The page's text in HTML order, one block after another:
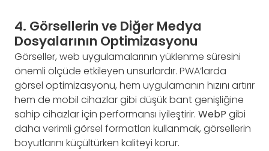
4. Görsellerin ve Diğer Medya
Dosyalarının Optimizasyonu
Görseller, web uygulamalarının yüklenme süresini
önemli ölçüde etkileyen unsurlardır. PWA’larda
görsel optimizasyonu, hem uygulamanın hızını artırır
hem de mobil cihazlar gibi düşük bant genişliğine
sahip cihazlar için performansı iyileştirir. WebP gibi
daha verimli görsel formatları kullanmak, görsellerin
boyutlarını küçültürken kaliteyi korur.